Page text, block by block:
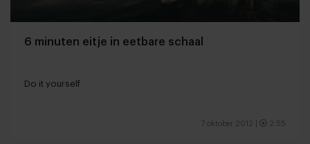
6 minuten eitje in eetbare schaal
Do it yourself
7 oktober 2012 2:55